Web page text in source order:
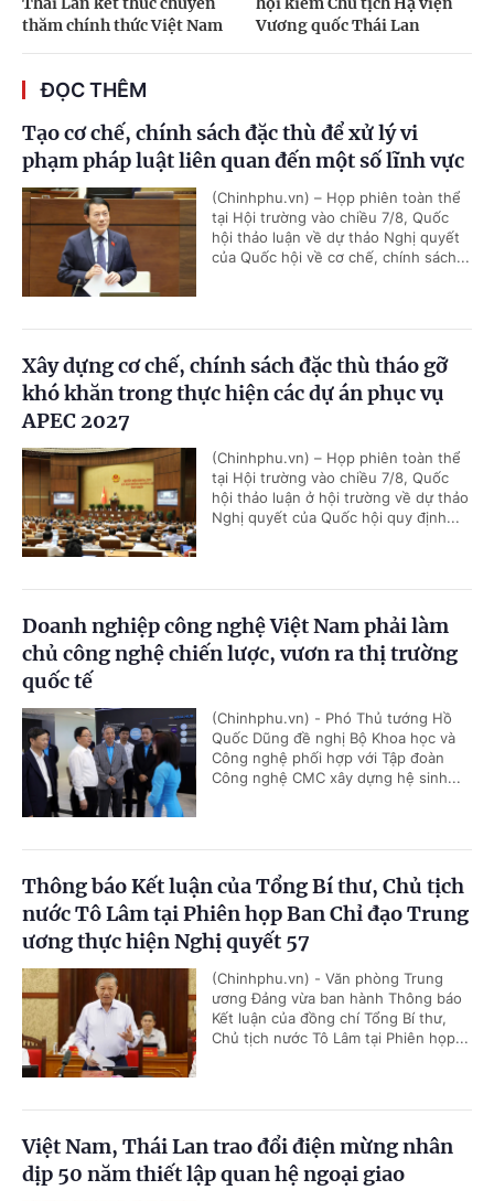
thăm chính thức Việt Nam
Vương quốc Thái Lan
ĐỌC THÊM
Tạo cơ chế, chính sách đặc thù để xử lý vi
phạm pháp luật liên quan đến một số lĩnh vực
(Chinhphu.vn) – Họp phiên toàn thể
tại Hội trường vào chiều 7/8, Quốc
hội thảo luận về dự thảo Nghị quyết
của Quốc hội về cơ chế, chính sách...
Xây dựng cơ chế, chính sách đặc thù tháo gỡ
khó khăn trong thực hiện các dự án phục vụ
APEC 2027
(Chinhphu.vn) – Họp phiên toàn thể
tại Hội trường vào chiều 7/8, Quốc
hội thảo luận ở hội trường về dự thảo
Nghị quyết của Quốc hội quy định...
Doanh nghiệp công nghệ Việt Nam phải làm
chủ công nghệ chiến lược, vươn ra thị trường
quốc tế
(Chinhphu.vn) - Phó Thủ tướng Hồ
Quốc Dũng đề nghị Bộ Khoa học và
Công nghệ phối hợp với Tập đoàn
Công nghệ CMC xây dựng hệ sinh...
Thông báo Kết luận của Tổng Bí thư, Chủ tịch
nước Tô Lâm tại Phiên họp Ban Chỉ đạo Trung
ương thực hiện Nghị quyết 57
(Chinhphu.vn) - Văn phòng Trung
ương Đảng vừa ban hành Thông báo
Kết luận của đồng chí Tổng Bí thư,
Chủ tịch nước Tô Lâm tại Phiên họp...
Việt Nam, Thái Lan trao đổi điện mừng nhân
dịp 50 năm thiết lập quan hệ ngoại giao